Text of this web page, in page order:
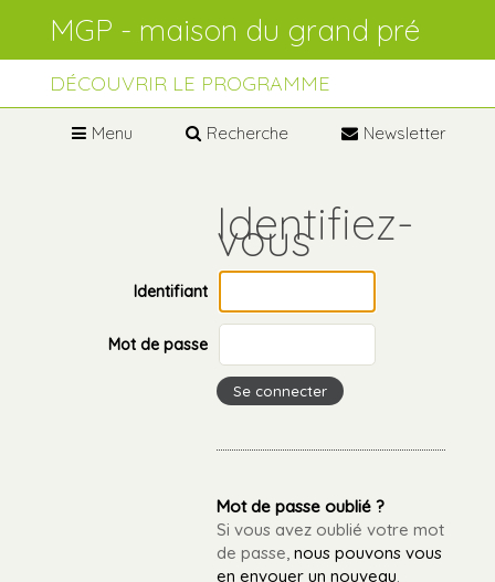
Aller
navigation
personnels
DÉCOUVRIR LE PROGRAMME
Menu Recherche Newsletter
Identifiant
Mot de passe
Mot de passe oublié ?
Si vous avez oublié votre mot
de passe,nous pouvons vous
en envoyer un nouveau.